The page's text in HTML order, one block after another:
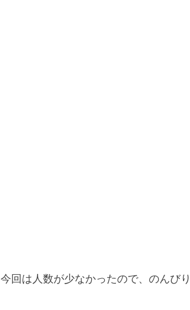
今回は人数が少なかったので、のんび